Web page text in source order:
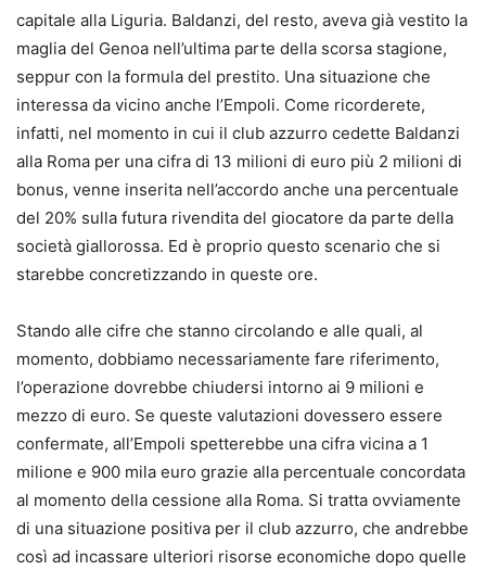
capitale alla Liguria. Baldanzi, del resto, aveva già vestito la
maglia del Genoa nell’ultima parte della scorsa stagione,
seppur con la formula del prestito. Una situazione che
interessa da vicino anche l’Empoli. Come ricorderete,
infatti, nel momento in cui il club azzurro cedette Baldanzi
alla Roma per una cifra di 13 milioni di euro più 2 milioni di
bonus, venne inserita nell’accordo anche una percentuale
del 20% sulla futura rivendita del giocatore da parte della
società giallorossa. Ed è proprio questo scenario che si
starebbe concretizzando in queste ore.
Stando alle cifre che stanno circolando e alle quali, al
momento, dobbiamo necessariamente fare riferimento,
l’operazione dovrebbe chiudersi intorno ai 9 milioni e
mezzo di euro. Se queste valutazioni dovessero essere
confermate, all’Empoli spetterebbe una cifra vicina a 1
milione e 900 mila euro grazie alla percentuale concordata
al momento della cessione alla Roma. Si tratta ovviamente
di una situazione positiva per il club azzurro, che andrebbe
così ad incassare ulteriori risorse economiche dopo quelle